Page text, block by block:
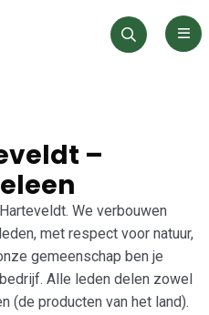
Zoeken
–
We verbouwen
met respect voor natuur,
gemeenschap ben je
Alle leden delen zowel
(de producten van het land).